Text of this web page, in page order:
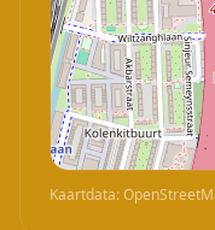
Kaartdata: